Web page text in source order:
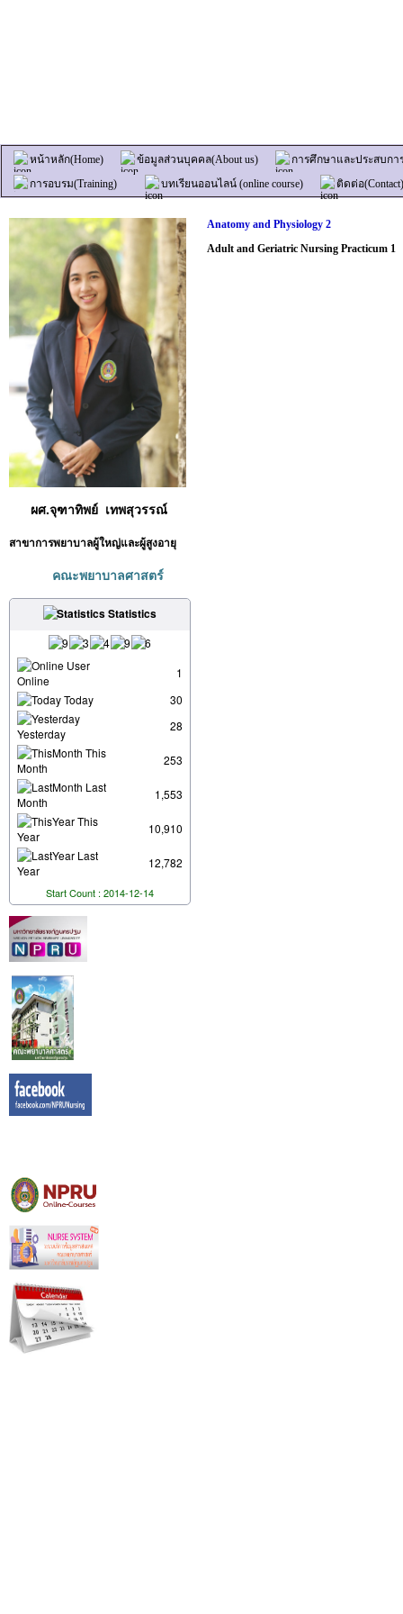
หน้าหลัก(Home) ข้อมูลส่วนบุคคล(About us)
การศึกษาและประสบกา
การอบรม(Training)
บทเรียนออนไลน์ (online course) ติดต่อ(Contact)
ผศ.จุฑาทิพย์ เทพสุวรรณ์
สาขาการพยาบาลผู้ใหญ่และผู้สูงอายุ
คณะพยาบาลศาสตร์
Statistics
User
Online
1
Today
30
Yesterday
28
This
Month
253
Last
Month
1,553
This
Year
10,910
Last
Year
12,782
Start Count : 2014-12-14
Anatomy and Physiology 2
Adult and Geriatric Nursing Practicum 1